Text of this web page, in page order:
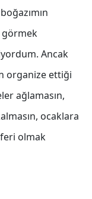
görmek
Ancak
organize ettiği
ağlamasın,
ocaklara
olmak